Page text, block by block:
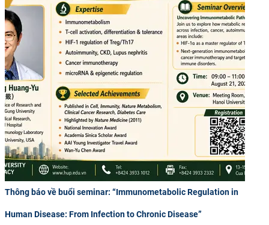
ĐẢM BẢO CHẤT LƯỢNG
KHOA HỌC CÔNG NGHỆ
HTQT
CỰU NGƯỜI HỌC
Thông báo về buổi seminar: “Immunometabolic Regulation in
Human Disease: From Infection to Chronic Disease”